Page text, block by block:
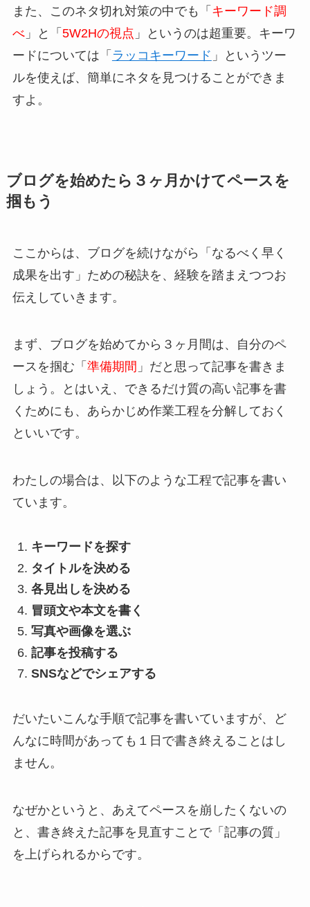
また、このネタ切れ対策の中でも「 キーワード調
べ」と「 5W2Hの視点 」というのは超重要。キーワ
ードについては「 ラッコキーワード 」というツー
ルを使えば、簡単にネタを見つけることができま
すよ。
ブログを始めたら３ヶ月かけてペースを
掴もう
ここからは、ブログを続けながら「なるべく早く
成果を出す」ための秘訣を、経験を踏まえつつお
伝えしていきます。
まず、ブログを始めてから３ヶ月間は、自分のペ
ースを掴む「 準備期間 」だと思って記事を書きま
しょう。とはいえ、できるだけ質の高い記事を書
くためにも、 あらかじめ作業工程を分解しておく
といいです。
わたしの場合は、以下のような工程で記事を書い
ています。
キーワードを探す
タイトルを決める
各見出しを決める
冒頭文や本文を書く
写真や画像を選ぶ
記事を投稿する
SNSなどでシェアする
だいたいこんな手順で記事を書いていますが、
ど
んなに時間があっても１日で書き終えることはし
ません。
なぜかというと、あえてペースを崩したくないの
と、書き終えた記事を見直すことで「記事の質」
を上げられるからです。